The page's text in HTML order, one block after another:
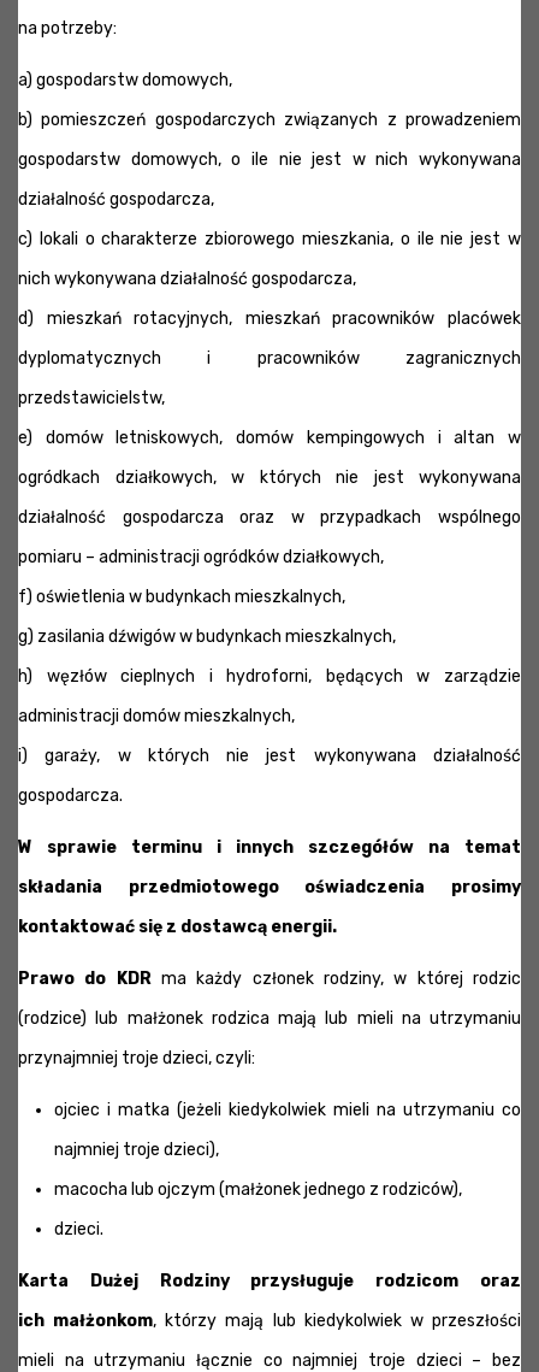
na potrzeby:
a) gospodarstw domowych,
b) pomieszczeń gospodarczych związanych z prowadzeniem
gospodarstw domowych, o ile nie jest w nich wykonywana
działalność gospodarcza,
c) lokali o charakterze zbiorowego mieszkania, o ile nie jest w
nich wykonywana działalność gospodarcza,
d) mieszkań rotacyjnych, mieszkań pracowników placówek
dyplomatycznych i pracowników zagranicznych
przedstawicielstw,
e) domów letniskowych, domów kempingowych i altan w
ogródkach działkowych, w których nie jest wykonywana
działalność gospodarcza oraz w przypadkach wspólnego
pomiaru – administracji ogródków działkowych,
f) oświetlenia w budynkach mieszkalnych,
g) zasilania dźwigów w budynkach mieszkalnych,
h) węzłów cieplnych i hydroforni, będących w zarządzie
administracji domów mieszkalnych,
i) garaży, w których nie jest wykonywana działalność
gospodarcza.
W sprawie terminu i innych szczegółów na temat
składania przedmiotowego oświadczenia prosimy
kontaktować się z dostawcą energii.
Prawo do KDRma każdy członek rodziny, w której rodzic
(rodzice) lub małżonek rodzica mają lub mieli na utrzymaniu
przynajmniej troje dzieci, czyli:
ojciec i matka (jeżeli kiedykolwiek mieli na utrzymaniu co
najmniej troje dzieci),
macocha lub ojczym (małżonek jednego z rodziców),
dzieci.
Karta Dużej Rodziny przysługuje rodzicom oraz
ich małżonkom, którzy mają lub kiedykolwiek w przeszłości
mieli na utrzymaniu łącznie co najmniej troje dzieci – bez